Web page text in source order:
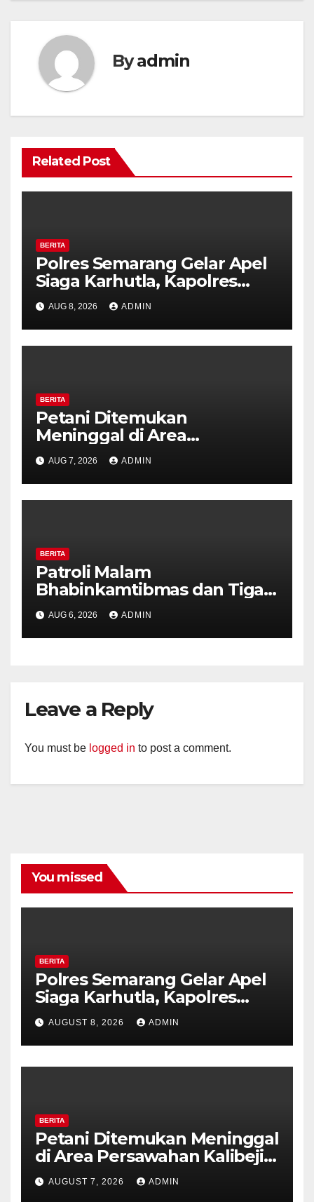
Byadmin
Related Post
BERITA
Polres Semarang Gelar Apel
Siaga Karhutla, Kapolres
Tekankan Sinergi dan
Kesiapsiagaan Hadapi Musim
Kemarau.
AUG 8, 2026 ADMIN
BERITA
Petani Ditemukan
Meninggal di Area
Persawahan Kalibeji, Polisi
Pastikan Tidak Ada Tanda
Kekerasan
AUG 7, 2026 ADMIN
BERITA
Patroli Malam
Bhabinkamtibmas dan Tiga
Pilar Kelurahan Ungaran
Perkuat Kamtibmas, Warga
Diajak Aktifkan Ronda
AUG 6, 2026 ADMIN
Leave a Reply
You must be logged in to post a comment.
You missed
BERITA
Polres Semarang Gelar Apel
Siaga Karhutla, Kapolres
Tekankan Sinergi dan
Kesiapsiagaan Hadapi Musim
Kemarau.
AUGUST 8, 2026 ADMIN
BERITA
Petani Ditemukan Meninggal
di Area Persawahan Kalibeji,
Polisi Pastikan Tidak Ada
Tanda Kekerasan
AUGUST 7, 2026 ADMIN